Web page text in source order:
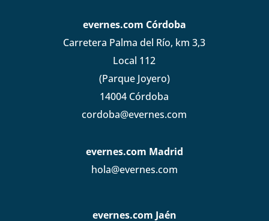
evernes.com Córdoba
Carretera Palma del Río, km 3,3
Local 112
(Parque Joyero)
14004 Córdoba
cordoba@evernes.com
evernes.com Madrid
hola@evernes.com
evernes.com Jaén